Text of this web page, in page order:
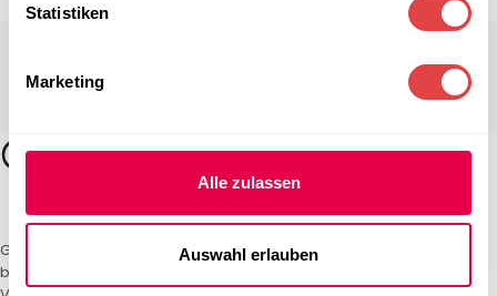
Statistiken
Marketing
Alle zulassen
Auswahl erlauben
Gastro Uzal – Ihr Spezialist für Gastronomiemöbel und -textilien. Wir
bieten maßgeschneiderte Lösungen für Restaurants, Hotels und